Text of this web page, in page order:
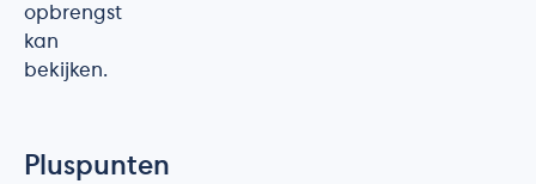
opbrengst
kan
bekijken.
Pluspunten